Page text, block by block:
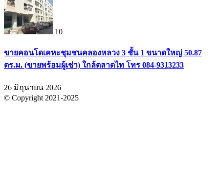
10
ขายคอนโดเคหะชุมชนคลองหลวง 3 ชั้น 1 ขนาดใหญ่ 50.87
ตร.ม. (ขายพร้อมผู้เช่า) ใกล้ตลาดไท โทร 084-9313233
26 มิถุนายน 2026
© Copyright 2021-2025